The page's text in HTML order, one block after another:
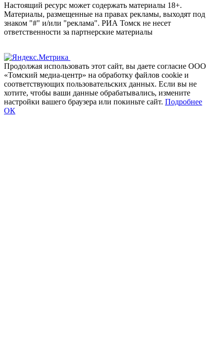
Настоящий ресурс может содержать материалы 18+.
Материалы, размещенные на правах рекламы, выходят под
знаком "#" и/или "реклама". РИА Томск не несет
ответственности за партнерские материалы
Продолжая использовать этот сайт, вы даете согласие ООО
«Томский медиа-центр» на обработку файлов cookie и
соответствующих пользовательских данных. Если вы не
хотите, чтобы ваши данные обрабатывались, измените
настройки вашего браузера или покиньте сайт. Подробнее
ОК